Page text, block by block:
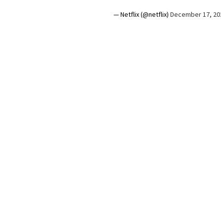
— Netflix (@netflix) December 17,